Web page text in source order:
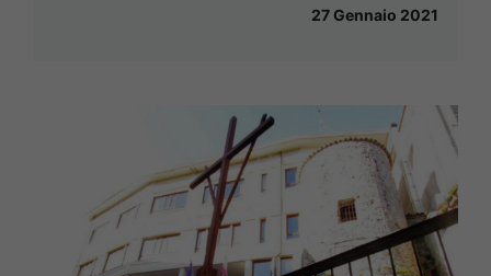
27 Gennaio 2021